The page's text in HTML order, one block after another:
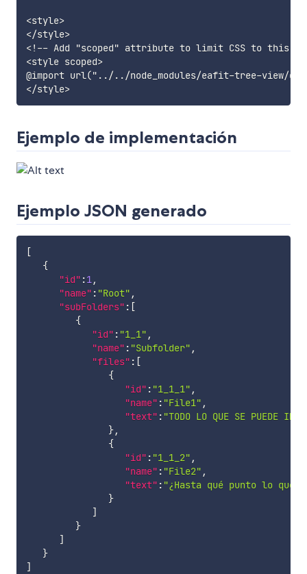
<style>
</style>
<!-- Add "scoped" attribute to limit CSS to this
<style scoped>
@import url("../../node_modules/eafit-tree-view/
</style>
Ejemplo de implementación
Ejemplo JSON generado
[
{
"id" :1,
"name" : "Root" ,
"subFolders" : [
{
"id" : "1_1" ,
"name" : "Subfolder" ,
"files" : [
{
"id" : "1_1_1" ,
"name" : "File1" ,
"text" : "TODO LO QUE SE PUEDE
},
{
"id" : "1_1_2" ,
"name" : "File2" ,
"text" : "¿Hasta qué punto lo que
}
]
}
]
}
]